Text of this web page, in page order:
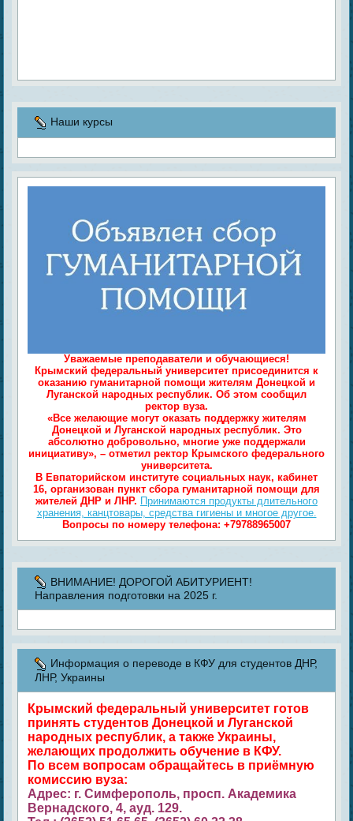
Наши курсы
Уважаемые преподаватели и обучающиеся!
Крымский федеральный университет присоединится к
оказанию гуманитарной помощи жителям Донецкой и
Луганской народных республик. Об этом сообщил
ректор вуза.
«Все желающие могут оказать поддержку жителям
Донецкой и Луганской народных республик. Это
абсолютно добровольно, многие уже поддержали
инициативу», – отметил ректор Крымского федерального
университета.
В Евпаторийском институте социальных наук, кабинет
16, организован пункт сбора гуманитарной помощи для
жителей ДНР и ЛНР. Принимаются продукты длительного
хранения, канцтовары, средства гигиены и многое другое.
Вопросы по номеру телефона: +79788965007
ВНИМАНИЕ! ДОРОГОЙ АБИТУРИЕНТ!
Направления подготовки на 2025 г.
Информация о переводе в КФУ для студентов ДНР,
ЛНР, Украины
Крымский федеральный университет готов
принять студентов Донецкой и Луганской
народных республик, а также Украины,
желающих продолжить обучение в КФУ.
По всем вопросам обращайтесь в приёмную
комиссию вуза:
Адрес: г. Симферополь, просп. Академика
Вернадского, 4, ауд. 129.